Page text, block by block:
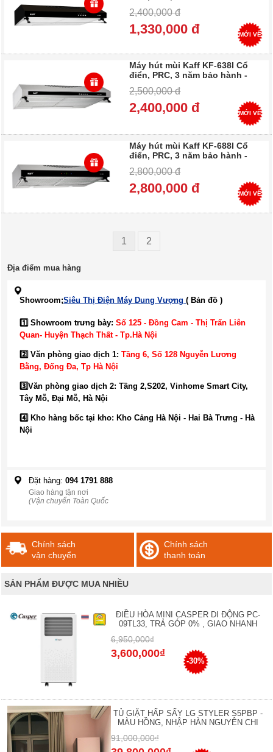
2,400,000 đ
1,330,000 đ MỚI VỀ
Máy hút mùi Kaff KF-638I Cổ
điển, PRC, 3 năm bảo hành -
2,500,000 đ
2,400,000 đ MỚI VỀ
Máy hút mùi Kaff KF-688I Cổ
điển, PRC, 3 năm bảo hành -
2,800,000 đ
2,800,000 đ MỚI VỀ
1 2
Địa điểm mua hàng
Showroom;Siêu Thị Điện Máy Dung Vượng ( Bản đồ )
1️⃣ Showroom trưng bày: Số 125 - Đồng Cam - Thị Trấn Liên
Quan- Huyện Thạch Thất - Tp.Hà Nội
2️⃣ Văn phòng giao dịch 1: Tầng 6, Số 128 Nguyễn Lương
Bằng, Đống Đa, Tp Hà Nội
3️⃣Văn phòng giao dịch 2: Tầng 2,S202, Vinhome Smart City,
Tây Mỗ, Đại Mỗ, Hà Nội
4️⃣ Kho hàng bốc tại kho: Kho Cảng Hà Nội - Hai Bà Trưng - Hà
Nội
Đặt hàng: 094 1791 888
Giao hàng tận nơi
(Vận chuyển Toàn Quốc
Chính sách
vận chuyển
Chính sách
thanh toán
SẢN PHẨM ĐƯỢC MUA NHIỀU
ĐIỀU HÒA MINI CASPER DI ĐỘNG PC-
09TL33, TRẢ GÓP 0% , GIAO NHANH
6,950,000₫
3,600,000₫
-30%
TỦ GIẶT HẤP SẤY LG STYLER S5PBP -
MÀU HỒNG, NHẬP HÀN NGUYÊN CHI
91,000,000₫